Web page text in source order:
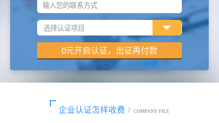
输入您的联系方式
企业认证怎样收费 / COMPANY FILE